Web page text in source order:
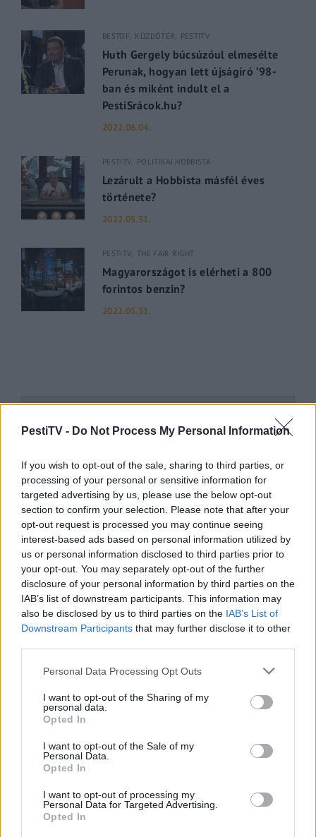
PestiTV - Do Not Process My Personal Information
If you wish to opt-out of the sale, sharing to third parties, or
processing of your personal or sensitive information for
targeted advertising by us, please use the below opt-out
section to confirm your selection. Please note that after your
opt-out request is processed you may continue seeing
interest-based ads based on personal information utilized by
us or personal information disclosed to third parties prior to
your opt-out. You may separately opt-out of the further
disclosure of your personal information by third parties on the
IAB’s list of downstream participants. This information may
also be disclosed by us to third parties on the IAB’s List of
Downstream Participants that may further disclose it to other
Please note that this website/app uses one or more Google
not limited to your visit or usage behaviour. You may click to
grant or deny consent to Google and its third-party tags to
use your data for below specified purposes in below Google
consent section.
Personal Data Processing Opt Outs
I want to opt-out of the Sharing of my
personal data.
Opted In
I want to opt-out of the Sale of my
Personal Data.
Opted In
I want to opt-out of processing my
Personal Data for Targeted Advertising.
Opted In
BESTOF KÜZDŐTÉR PESTITV
Huth Gergely búcsúzóul elmesélte
Perunak, hogyan lett újságíró ’98-
ban és miként indult el a
PestiSrácok.hu?
2022.06.04.
PESTITV POLITIKAI HOBBISTA
Lezárult a Hobbista másfél éves
története?
2022.05.31.
PESTITV THE FAIR RIGHT
Magyarországot is elérheti a 800
forintos benzin?
2022.05.31.
PESTITV
Kik vagyunk mi, akik ráznak vagy
akiket ráznak?
2022.07.07.
PESTI RIPORTER PESTITV
Dúl a háború, dübörög a Balaton és
hiába a majomhimlő, a magyarok
szépségének titka
GERILLA BÁR PESTITV